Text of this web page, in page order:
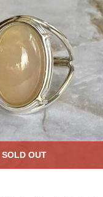
SOLD OUT